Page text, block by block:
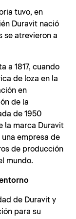
tuvo, en
Duravit nació
se atrevieron a
a 1817, cuando
de loza en la
en
de la
de 1950
la marca Duravit
empresa de
de producción
mundo.
de Duravit y
para su